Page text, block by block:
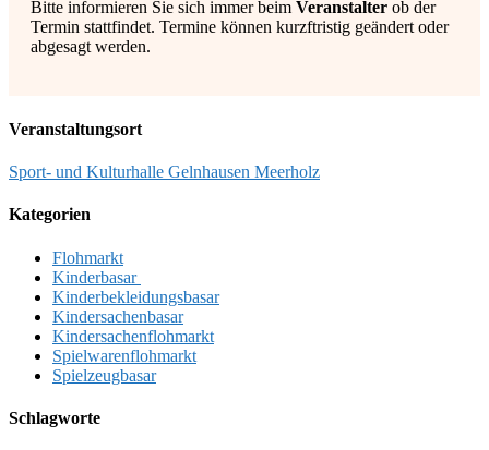
Bitte informieren Sie sich immer beim Veranstalter ob der
Termin stattfindet. Termine können kurzftristig geändert oder
abgesagt werden.
Veranstaltungsort
Sport- und Kulturhalle Gelnhausen Meerholz
Kategorien
Flohmarkt
Kinderbasar
Kinderbekleidungsbasar
Kindersachenbasar
Kindersachenflohmarkt
Spielwarenflohmarkt
Spielzeugbasar
Schlagworte